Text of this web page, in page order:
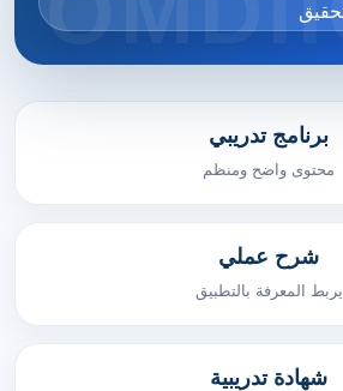
برنامج تدريبي
محتوى واضح ومنظم
شرح عملي
يربط المعرفة بالتطبيق
شهادة تدريبية